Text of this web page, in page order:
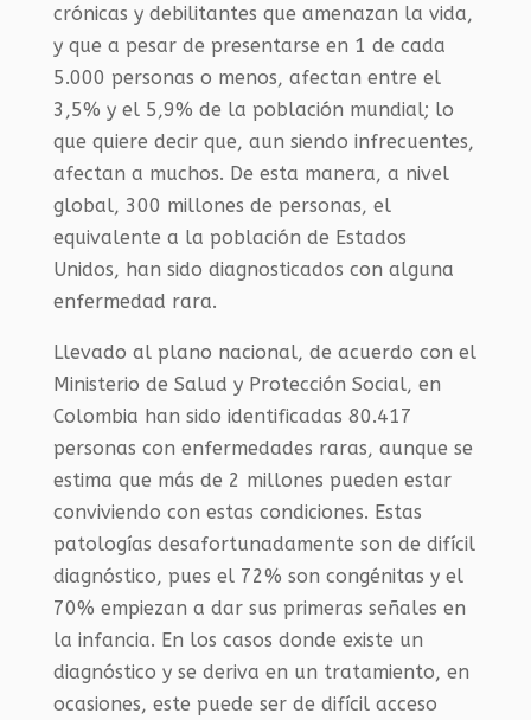
crónicas y debilitantes que amenazan la vida,
y que a pesar de presentarse en 1 de cada
5.000 personas o menos, afectan entre el
3,5% y el 5,9% de la población mundial; lo
que quiere decir que, aun siendo infrecuentes,
afectan a muchos. De esta manera, a nivel
global, 300 millones de personas, el
equivalente a la población de Estados
Unidos, han sido diagnosticados con alguna
enfermedad rara.
Llevado al plano nacional, de acuerdo con el
Ministerio de Salud y Protección Social, en
Colombia han sido identificadas 80.417
personas con enfermedades raras, aunque se
estima que más de 2 millones pueden estar
conviviendo con estas condiciones. Estas
patologías desafortunadamente son de difícil
diagnóstico, pues el 72% son congénitas y el
70% empiezan a dar sus primeras señales en
la infancia. En los casos donde existe un
diagnóstico y se deriva en un tratamiento, en
ocasiones, este puede ser de difícil acceso